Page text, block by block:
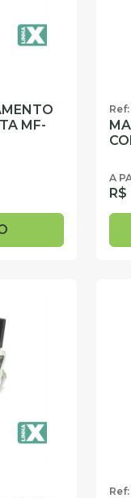
MF-
A
R$
Ref: